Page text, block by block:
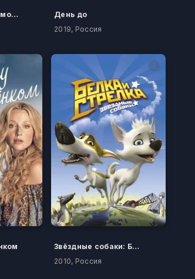
Сумасшедшая помощь
День до
2019, Россия
Звёздные собаки: Белка и Стрелка
2010, Россия